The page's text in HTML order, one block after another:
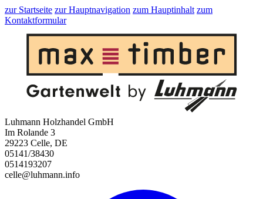
zur Startseite zur Hauptnavigation zum Hauptinhalt zum
Kontaktformular
Luhmann Holzhandel GmbH
Im Rolande 3
29223 Celle, DE
05141/38430
0514193207
celle@luhmann.info